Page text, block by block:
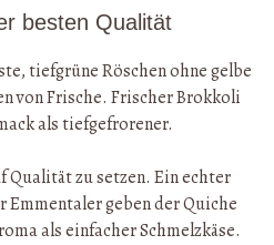
besten Qualität
tiefgrüne Röschen ohne gelbe
von Frische. Frischer Brokkoli
als tiefgefrorener.
Qualität zu setzen. Ein echter
Emmentaler geben der Quiche
als einfacher Schmelzkäse.